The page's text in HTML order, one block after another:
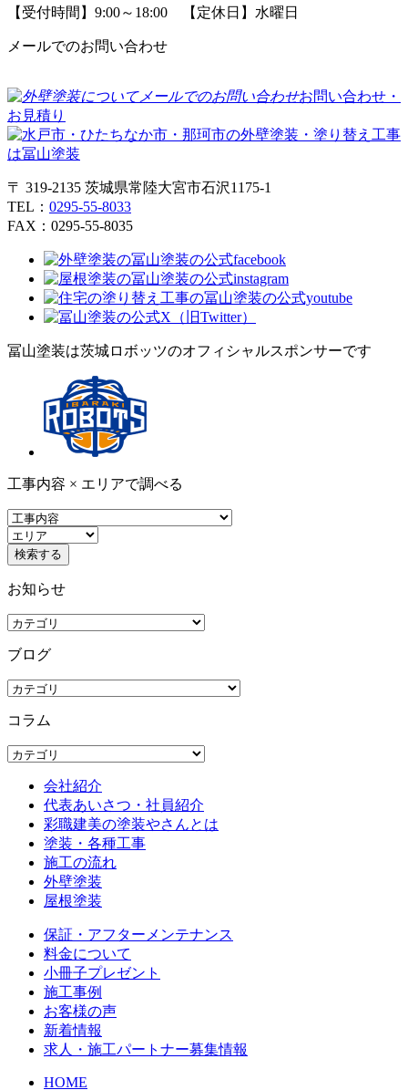
【受付時間】9:00～18:00 【定休日】水曜日
メールでのお問い合わせ
お問い合わせ・
お見積り
〒 319-2135 茨城県常陸大宮市石沢1175-1
TEL： 0295-55-8033
FAX：0295-55-8035
冨山塗装は茨城ロボッツのオフィシャルスポンサーです
工事内容 × エリアで調べる
お知らせ
ブログ
コラム
会社紹介
代表あいさつ・社員紹介
彩職建美の塗装やさんとは
塗装・各種工事
施工の流れ
外壁塗装
屋根塗装
保証・アフターメンテナンス
料金について
小冊子プレゼント
施工事例
お客様の声
新着情報
求人・施工パートナー募集情報
HOME